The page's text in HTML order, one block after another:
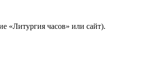
«Литургия часов» или сайт).